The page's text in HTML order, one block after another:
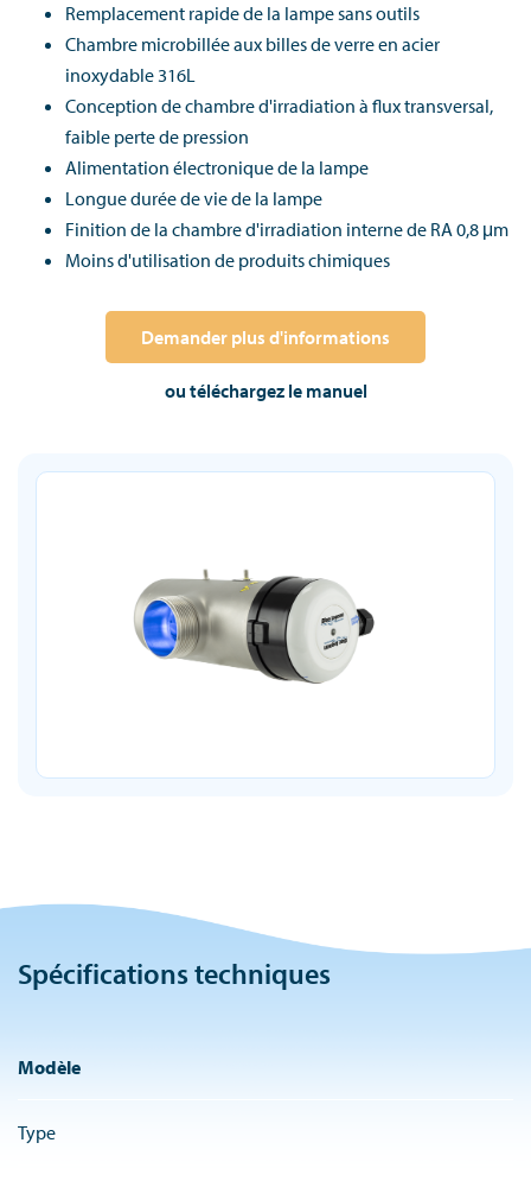
Remplacement rapide de la lampe sans outils
Chambre microbillée aux billes de verre en acier
inoxydable 316L
Conception de chambre d'irradiation à flux transversal,
faible perte de pression
Alimentation électronique de la lampe
Longue durée de vie de la lampe
Finition de la chambre d'irradiation interne de RA 0,8 μm
Moins d'utilisation de produits chimiques
Demander plus d'informations
ou téléchargez le manuel
Spécifications techniques
Modèle
Type